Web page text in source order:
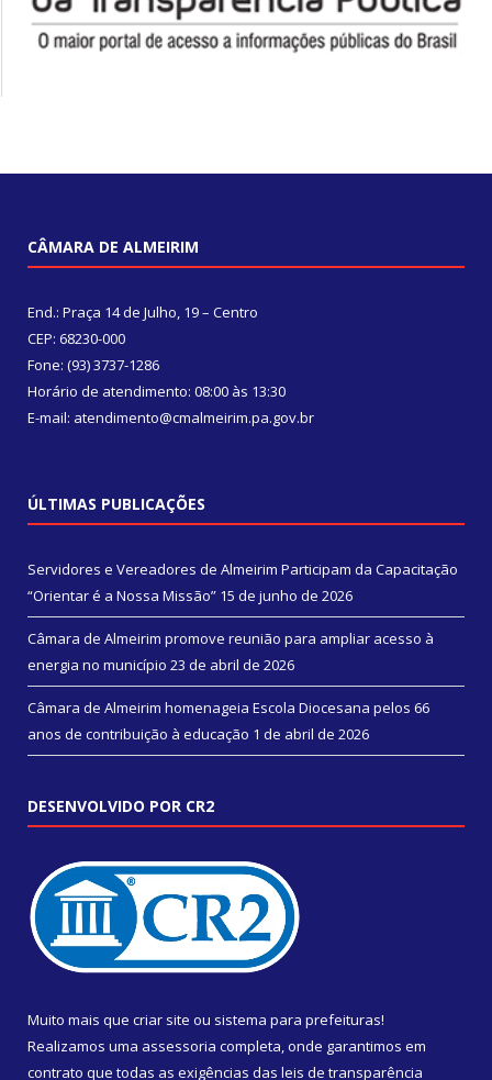
CÂMARA DE ALMEIRIM
End.: Praça 14 de Julho, 19 – Centro
CEP: 68230-000
Fone: (93) 3737-1286
Horário de atendimento: 08:00 às 13:30
E-mail: atendimento@cmalmeirim.pa.gov.br
ÚLTIMAS PUBLICAÇÕES
Servidores e Vereadores de Almeirim Participam da Capacitação
“Orientar é a Nossa Missão” 15 de junho de 2026
Câmara de Almeirim promove reunião para ampliar acesso à
energia no município 23 de abril de 2026
Câmara de Almeirim homenageia Escola Diocesana pelos 66
anos de contribuição à educação 1 de abril de 2026
DESENVOLVIDO POR CR2
Muito mais que criar site ou sistema para prefeituras!
Realizamos uma assessoria completa, onde garantimos em
contrato que todas as exigências das leis de transparência